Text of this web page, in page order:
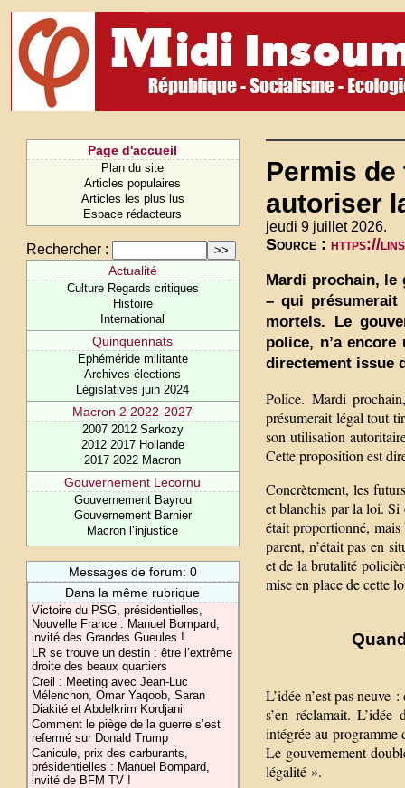
Page d'accueil
Plan du site
Articles populaires
Articles les plus lus
Espace rédacteurs
Rechercher :
Actualité
Culture Regards critiques
Histoire
International
Quinquennats
Ephéméride militante
Archives élections
Législatives juin 2024
Macron 2 2022-2027
2007 2012 Sarkozy
2012 2017 Hollande
2017 2022 Macron
Gouvernement Lecornu
Gouvernement Bayrou
Gouvernement Barnier
Macron l’injustice
Messages de forum: 0
Dans la même rubrique
Victoire du PSG, présidentielles,
Nouvelle France : Manuel Bompard,
invité des Grandes Gueules !
LR se trouve un destin : être l’extrême
droite des beaux quartiers
Creil : Meeting avec Jean-Luc
Mélenchon, Omar Yaqoob, Saran
Diakité et Abdelkrim Kordjani
Comment le piège de la guerre s’est
refermé sur Donald Trump
Canicule, prix des carburants,
présidentielles : Manuel Bompard,
invité de BFM TV !
Permis
autoriser
jeudi 9 juillet 2026.
Source : https://
Mardi prochain, le
– qui
mortels. Le
police, n’a
directement issue
Police. Mardi
présumerait légal tout
son utilisation
Cette proposition est
Concrètement, les
et blanchis par la loi. Si
était proportionné,
parent, n’était pas en
et de la brutalité
mise en place de cette
L’idée n’est pas
s’en réclamait.
intégrée au programme
Le gouvernement
légalité ».